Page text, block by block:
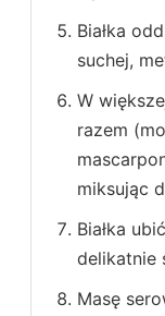
Białka
suchej,
W
razem
miksując
Białka
delikatnie
Masę